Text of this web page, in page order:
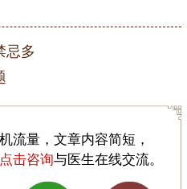
忌多
流量，文章内容简短，
点击咨询与医生在线交流。